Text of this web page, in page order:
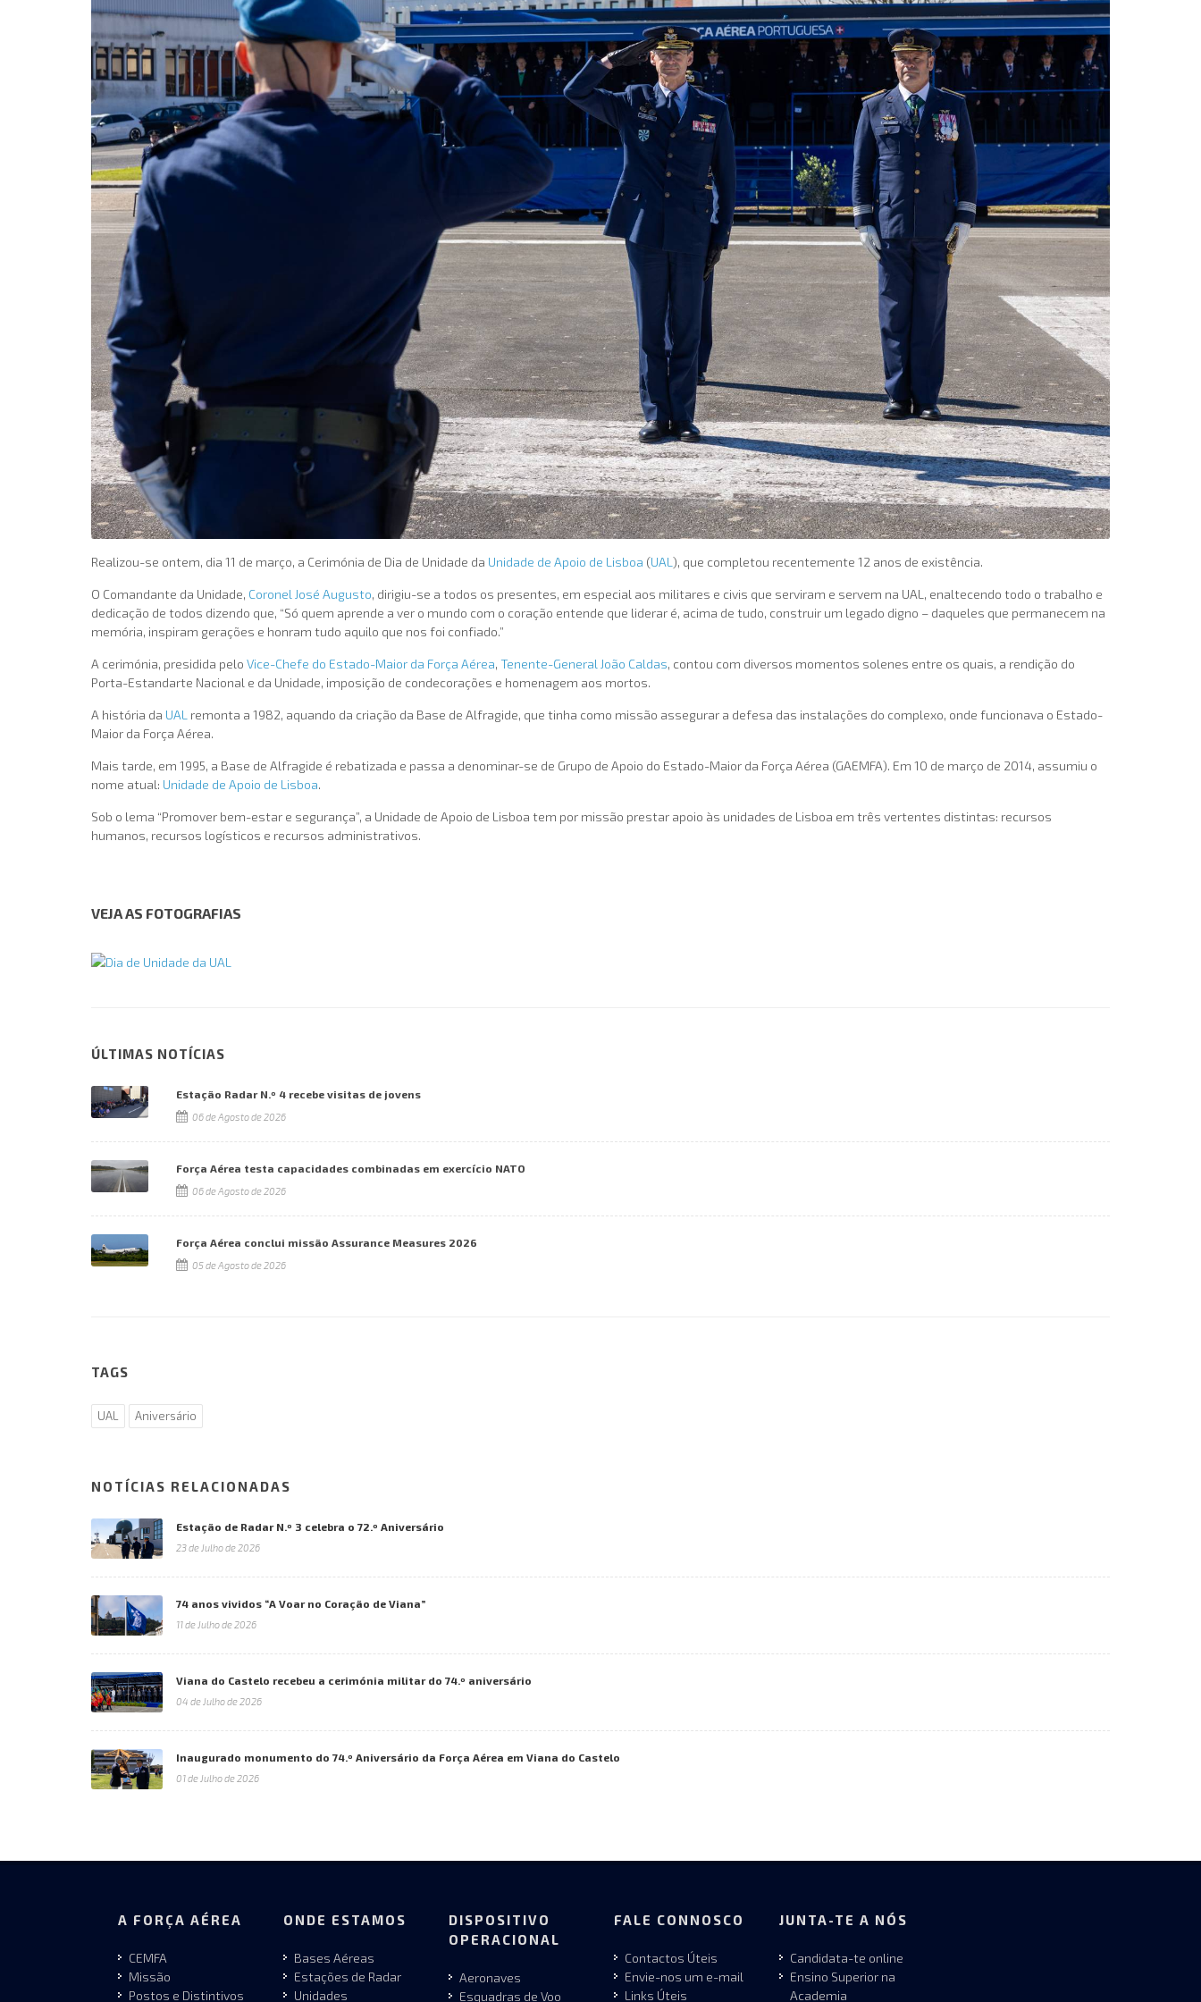
Realizou-se ontem, dia 11 de março, a Cerimónia de Dia de Unidade da Unidade de Apoio de Lisboa (UAL ), que completou recentemente 12 anos de existência.
O Comandante da Unidade, Coronel José Augusto, dirigiu-se a todos os presentes, em especial aos militares e civis que serviram e servem na UAL, enaltecendo todo o trabalho e
dedicação de todos dizendo que, “Só quem aprende a ver o mundo com o coração entende que liderar é, acima de tudo, construir um legado digno – daqueles que permanecem na
memória, inspiram gerações e honram tudo aquilo que nos foi confiado.”
A cerimónia, presidida pelo Vice-Chefe do Estado-Maior da Força Aérea, Tenente-General João Caldas, contou com diversos momentos solenes entre os quais, a rendição do
Porta-Estandarte Nacional e da Unidade, imposição de condecorações e homenagem aos mortos.
A história da UAL remonta a 1982, aquando da criação da Base de Alfragide, que tinha como missão assegurar a defesa das instalações do complexo, onde funcionava o Estado-
Maior da Força Aérea.
Mais tarde, em 1995, a Base de Alfragide é rebatizada e passa a denominar-se de Grupo de Apoio do Estado-Maior da Força Aérea (GAEMFA). Em 10 de março de 2014, assumiu o
nome atual: Unidade de Apoio de Lisboa.
Sob o lema “Promover bem-estar e segurança”, a Unidade de Apoio de Lisboa tem por missão prestar apoio às unidades de Lisboa em três vertentes distintas: recursos
humanos, recursos logísticos e recursos administrativos.
VEJA AS FOTOGRAFIAS
ÚLTIMAS NOTÍCIAS
Estação Radar N.º 4 recebe visitas de jovens
06 de Agosto de 2026
Força Aérea testa capacidades combinadas em exercício NATO
06 de Agosto de 2026
Força Aérea conclui missão Assurance Measures 2026
05 de Agosto de 2026
TAGS
UAL Aniversário
NOTÍCIAS RELACIONADAS
Estação de Radar N.º 3 celebra o 72.º Aniversário
23 de Julho de 2026
74 anos vividos “A Voar no Coração de Viana”
11 de Julho de 2026
Viana do Castelo recebeu a cerimónia militar do 74.º aniversário
04 de Julho de 2026
Inaugurado monumento do 74.º Aniversário da Força Aérea em Viana do Castelo
01 de Julho de 2026
A FORÇA AÉREA
CEMFA
Missão
Postos e Distintivos
ONDE ESTAMOS
Bases Aéreas
Estações de Radar
Unidades
DISPOSITIVO
OPERACIONAL
Aeronaves
Esquadras de Voo
FALE CONNOSCO
Contactos Úteis
Envie-nos um e-mail
Links Úteis
JUNTA-TE A NÓS
Candidata-te online
Ensino Superior na
Academia